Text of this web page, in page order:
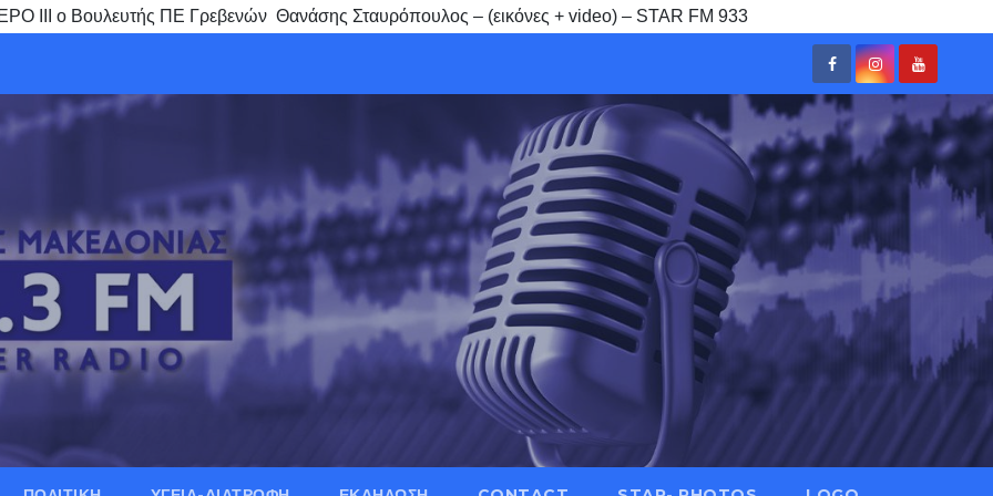
ΙΙΙ ο Βουλευτής ΠΕ Γρεβενών Θανάσης Σταυρόπουλος – (εικόνες + video) – STAR FM 933